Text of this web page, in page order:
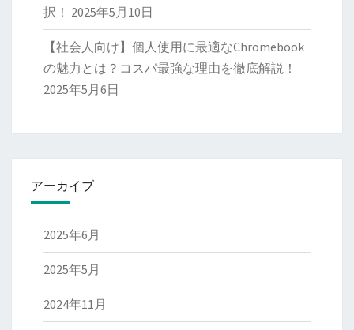
択！ 2025年5月10日
【社会人向け】個人使用に最適なChromebook
の魅力とは？コスパ最強な理由を徹底解説！
2025年5月6日
アーカイブ
2025年6月
2025年5月
2024年11月